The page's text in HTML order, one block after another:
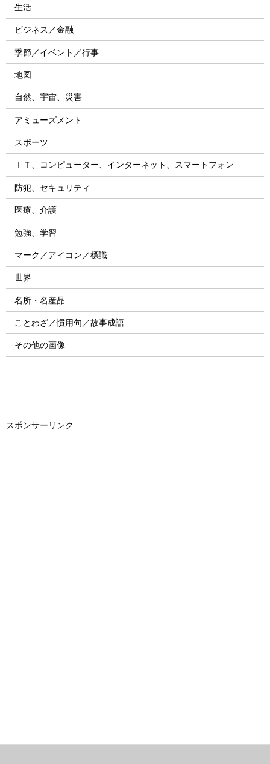
生活
ビジネス／金融
季節／イベント／行事
地図
自然、宇宙、災害
アミューズメント
スポーツ
ＩＴ、コンピューター、インターネット、スマートフォン
防犯、セキュリティ
医療、介護
勉強、学習
マーク／アイコン／標識
世界
名所・名産品
ことわざ／慣用句／故事成語
その他の画像
スポンサーリンク